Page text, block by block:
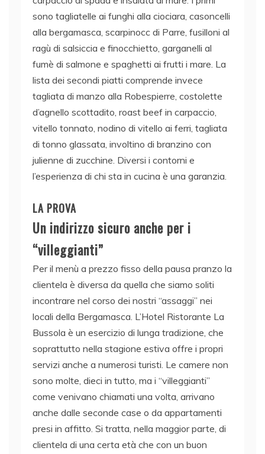
sono tagliatelle ai funghi alla ciociara, casoncelli
alla bergamasca, scarpinocc di Parre, fusilloni al
ragù di salsiccia e finocchietto, garganelli al
fumè di salmone e spaghetti ai frutti i mare. La
lista dei secondi piatti comprende invece
tagliata di manzo alla Robespierre, costolette
d’agnello scottadito, roast beef in carpaccio,
vitello tonnato, nodino di vitello ai ferri, tagliata
di tonno glassata, involtino di branzino con
julienne di zucchine. Diversi i contorni e
l’esperienza di chi sta in cucina è una garanzia.
LA PROVA
Un indirizzo sicuro anche per i
“villeggianti”
Per il menù a prezzo fisso della pausa pranzo la
clientela è diversa da quella che siamo soliti
incontrare nel corso dei nostri “assaggi” nei
locali della Bergamasca. L’Hotel Ristorante La
Bussola è un esercizio di lunga tradizione, che
soprattutto nella stagione estiva offre i propri
servizi anche a numerosi turisti. Le camere non
sono molte, dieci in tutto, ma i “villeggianti”
come venivano chiamati una volta, arrivano
anche dalle seconde case o da appartamenti
presi in affitto. Si tratta, nella maggior parte, di
clientela di una certa età che con un buon